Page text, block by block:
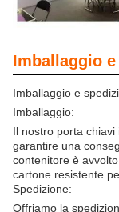
Imballaggio
Imballaggio e
Imballaggio:
Il nostro porta
garantire una
contenitore è
cartone resistente
Spedizione:
Offriamo la